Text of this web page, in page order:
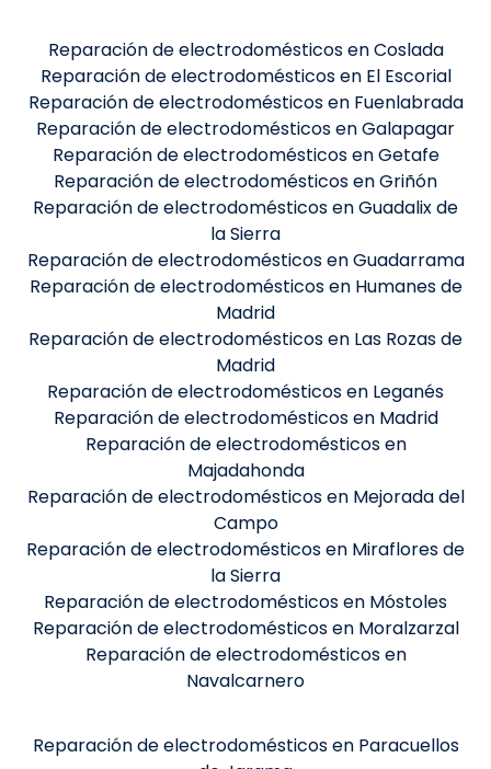
Reparación de electrodomésticos en Coslada
Reparación de electrodomésticos en El Escorial
Reparación de electrodomésticos en Fuenlabrada
Reparación de electrodomésticos en Galapagar
Reparación de electrodomésticos en Getafe
Reparación de electrodomésticos en Griñón
Reparación de electrodomésticos en Guadalix de
la Sierra
Reparación de electrodomésticos en Guadarrama
Reparación de electrodomésticos en Humanes de
Madrid
Reparación de electrodomésticos en Las Rozas de
Madrid
Reparación de electrodomésticos en Leganés
Reparación de electrodomésticos en Madrid
Reparación de electrodomésticos en
Majadahonda
Reparación de electrodomésticos en Mejorada del
Campo
Reparación de electrodomésticos en Miraflores de
la Sierra
Reparación de electrodomésticos en Móstoles
Reparación de electrodomésticos en Moralzarzal
Reparación de electrodomésticos en
Navalcarnero
Reparación de electrodomésticos en Paracuellos